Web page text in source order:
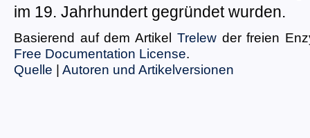
im 19. Jahrhundert gegründet wurden.
Basierend auf dem Artikel Trelewder freien
Free Documentation License.
Quelle | Autoren und Artikelversionen